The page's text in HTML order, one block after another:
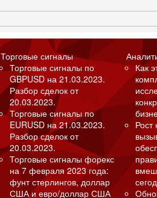
Торговые сигналы
Торговые сигналы по
GBPUSD на 21.03.2023.
Разбор сделок от
20.03.2023.
Торговые сигналы по
EURUSD на 21.03.2023.
Разбор сделок от
20.03.2023.
Торговые сигналы форекс
на 7 февраля 2023 года:
фунт стерлингов, доллар
США и евро/доллар США
Как
Рост